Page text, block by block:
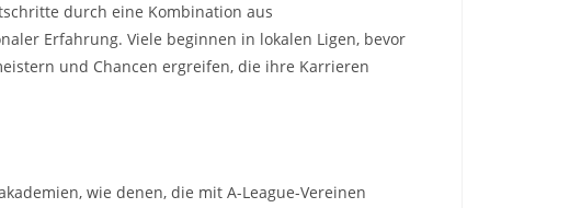
durch eine Kombination aus
Erfahrung. Viele beginnen in lokalen Ligen, bevor
und Chancen ergreifen, die ihre Karrieren
wie denen, die mit A-League-Vereinen